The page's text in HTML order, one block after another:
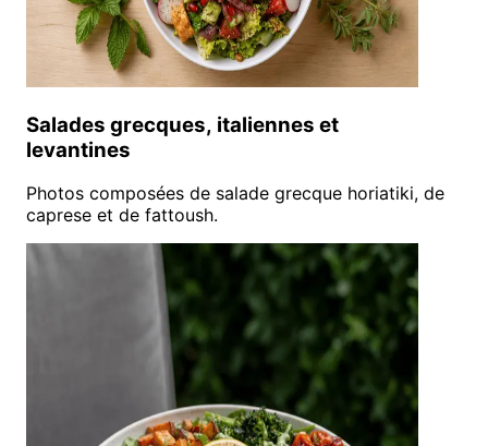
Salades grecques, italiennes et
levantines
Photos composées de salade grecque horiatiki, de
caprese et de fattoush.